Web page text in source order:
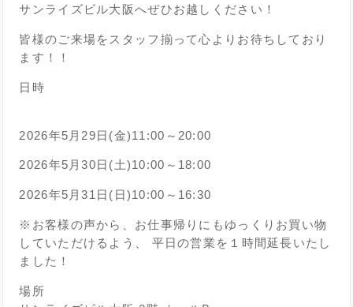
サンライズビル大阪へぜひお越しください！
皆様のご来場をスタッフ揃って心よりお待ちしており
ます！！
日時
2026年5月29日(金)11:00～20:00
2026年5月30日(土)10:00～18:00
2026年5月31日(日)10:00～16:30
※お客様の声から、お仕事帰りにもゆっくりお買い物
していただけるよう、 平日の営業を１時間延長いたし
ました！
場所